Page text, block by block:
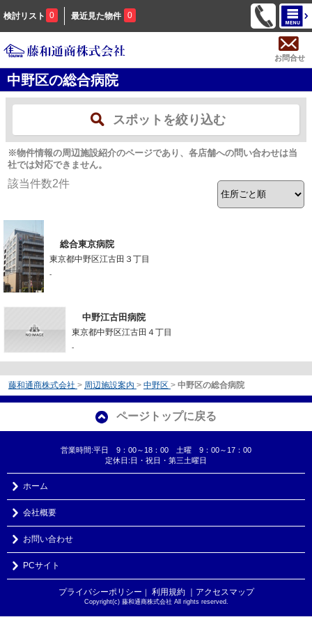
検討リスト 0 最近見た物件 0
お問合せ
中野区の総合病院
スポットを絞り込む
※物件情報の周辺施設紹介のページであり、各店舗への問い合わせは当
社では対応できません。
該当件数2件
総合東京病院
東京都中野区江古田３丁目
-
中野江古田病院
東京都中野区江古田４丁目
-
藤和通商株式会社 > 周辺施設案内 > 中野区 > 中野区の総合病院
ページトップに戻る
営業時間:平日 9：00～18：00 土曜 9：00～17：00
定休日:日・祝日・第三土曜日
ホーム
会社概要
お問い合わせ
PCサイト
プライバシーポリシー ｜ 利用規約 ｜アクセスマップ
Copyright(c) 藤和通商株式会社 All rights reserved.